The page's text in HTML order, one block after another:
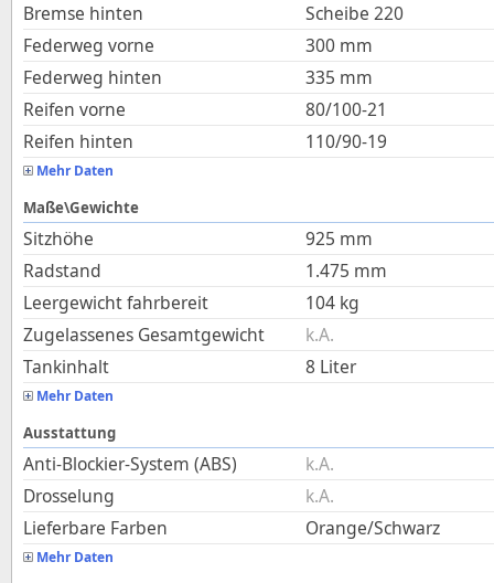
Bremse hinten
Scheibe 220
Federweg vorne
300 mm
Federweg hinten
335 mm
Reifen vorne
80/100-21
Reifen hinten
110/90-19
Mehr Daten
Maße\Gewichte
Sitzhöhe 925 mm
Radstand
1.475 mm
Leergewicht fahrbereit
104 kg
Zugelassenes Gesamtgewicht
k.A.
Tankinhalt
8 Liter
Mehr Daten
Ausstattung
Anti-Blockier-System (ABS)
k.A.
Drosselung
k.A.
Lieferbare Farben
Orange/Schwarz
Mehr Daten